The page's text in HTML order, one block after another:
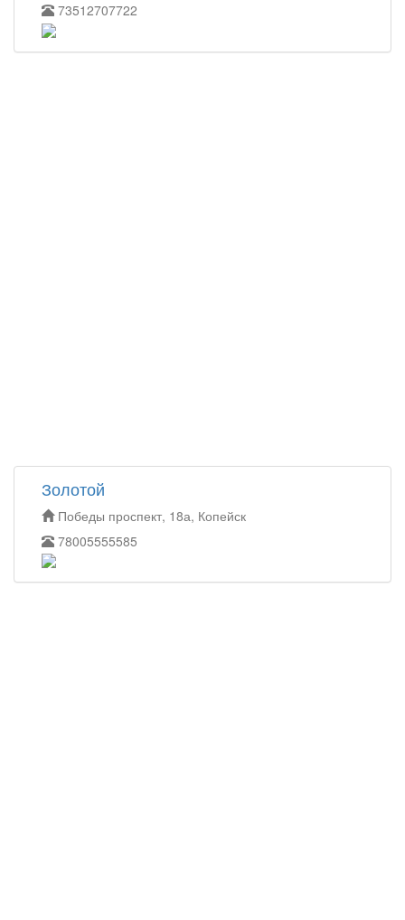
73512707722
Золотой
Победы проспект, 18а, Копейск
78005555585